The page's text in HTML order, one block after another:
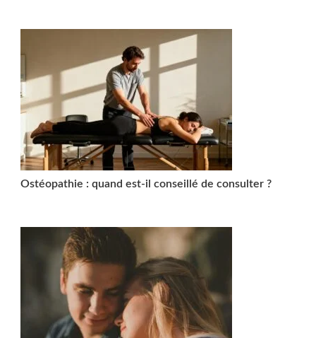
Ostéopathie : quand est-il conseillé de consulter ?